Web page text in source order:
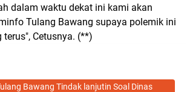
dalam waktu dekat ini kami akan
Tulang Bawang supaya polemik ini
Cetusnya. (**)
Bawang Tindak lanjutin Soal Dinas